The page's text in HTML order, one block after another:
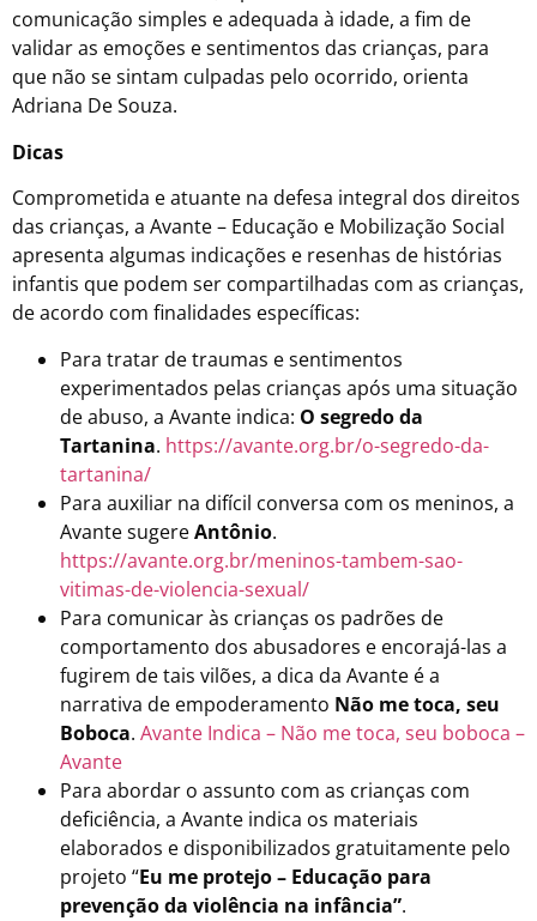
comunicação simples e adequada à idade, a fim de
validar as emoções e sentimentos das crianças, para
que não se sintam culpadas pelo ocorrido, orienta
Adriana De Souza.
Dicas
Comprometida e atuante na defesa integral dos direitos
das crianças, a Avante – Educação e Mobilização Social
apresenta algumas indicações e resenhas de histórias
infantis que podem ser compartilhadas com as crianças,
de acordo com finalidades específicas:
Para tratar de traumas e sentimentos
experimentados pelas crianças após uma situação
de abuso, a Avante indica: O segredo da
Tartanina. https://avante.org.br/o-segredo-da-
tartanina/
Para auxiliar na difícil conversa com os meninos, a
Avante sugereAntônio.
https://avante.org.br/meninos-tambem-sao-
vitimas-de-violencia-sexual/
Para comunicar às crianças os padrões de
comportamento dos abusadores e encorajá-las a
fugirem de tais vilões, a dica da Avante é a
narrativa de empoderamento Não me toca, seu
Boboca. Avante Indica – Não me toca, seu boboca –
Avante
Para abordar o assunto com as crianças com
deficiência, a Avante indica os materiais
elaborados e disponibilizados gratuitamente pelo
projeto “Eu me protejo – Educação para
prevenção da violência na infância”.